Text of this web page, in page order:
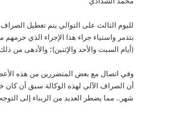
لليوم الثالث على التوالي يتم تعطيل
بتذمر واستياء جراء هذا الإجراء الذي
(أيام السبت والأحد والإثنين)؛ والأدهى من
وفي اتصال مع بعض المتضررين من هذه
أن الصراف الآلي لهذه الوكالة سبق أن كان
شهر.. مما يضطر العديد من الزبناء إلى